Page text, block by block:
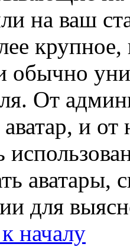
на ваш
крупное,
обычно
От
и от
аватары,
для
началу